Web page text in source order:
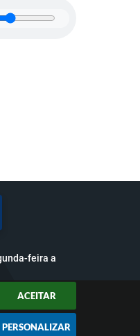
ACEITAR
PERSONALIZAR
feira a